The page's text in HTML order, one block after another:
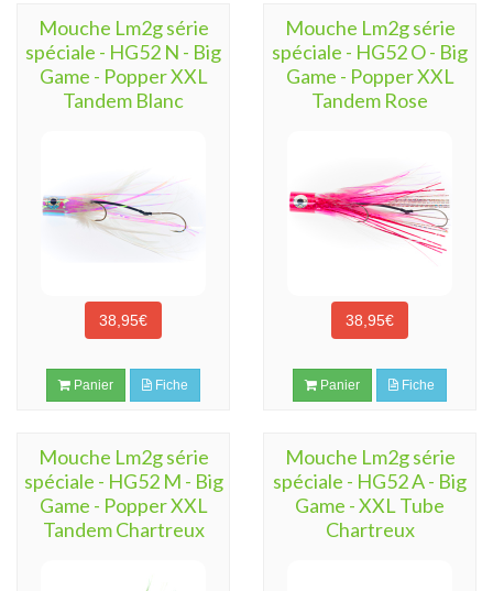
Mouche Lm2g série
spéciale - HG52 N - Big
Game - Popper XXL
Tandem Blanc
38,95€
Panier Fiche
Mouche Lm2g série
spéciale - HG52 O - Big
Game - Popper XXL
Tandem Rose
38,95€
Panier Fiche
Mouche Lm2g série
spéciale - HG52 M - Big
Game - Popper XXL
Tandem Chartreux
Mouche Lm2g série
spéciale - HG52 A - Big
Game - XXL Tube
Chartreux